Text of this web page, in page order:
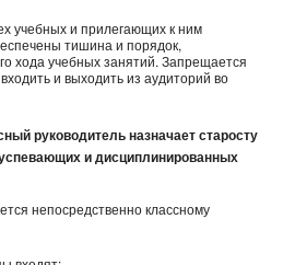
учебных и прилегающих к ним
тишина и порядок,
хода учебных занятий. Запрещается
и выходить из аудиторий во
руководитель назначает старосту
и дисциплинированных
непосредственно классному